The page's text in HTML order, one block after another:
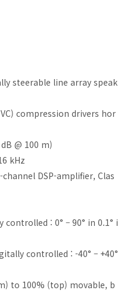
steerable line array speak
compression drivers hor
@ 100 m)
kHz
DSP-amplifier, Clas
: 0° – 90° in 0.1° i
controlled : -40° – +40°
to 100% (top) movable, b